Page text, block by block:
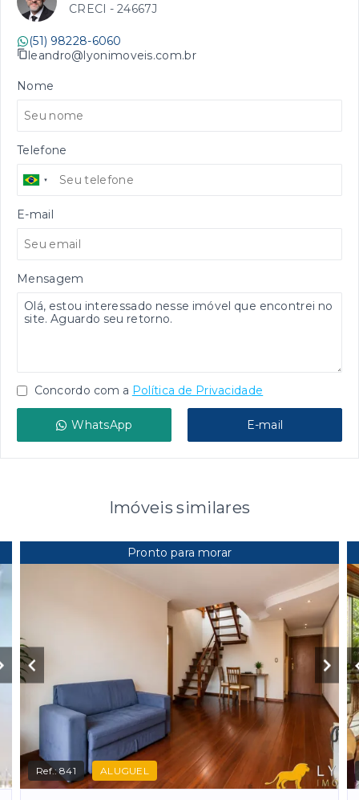
CRECI - 24667J
(51) 98228-6060
leandro@lyonimoveis.com.br
Nome
Telefone
E-mail
Mensagem
Concordo com a Política de Privacidade
WhatsApp E-mail
Imóveis similares
Pronto para morar
Ref.:841 ALUGUEL